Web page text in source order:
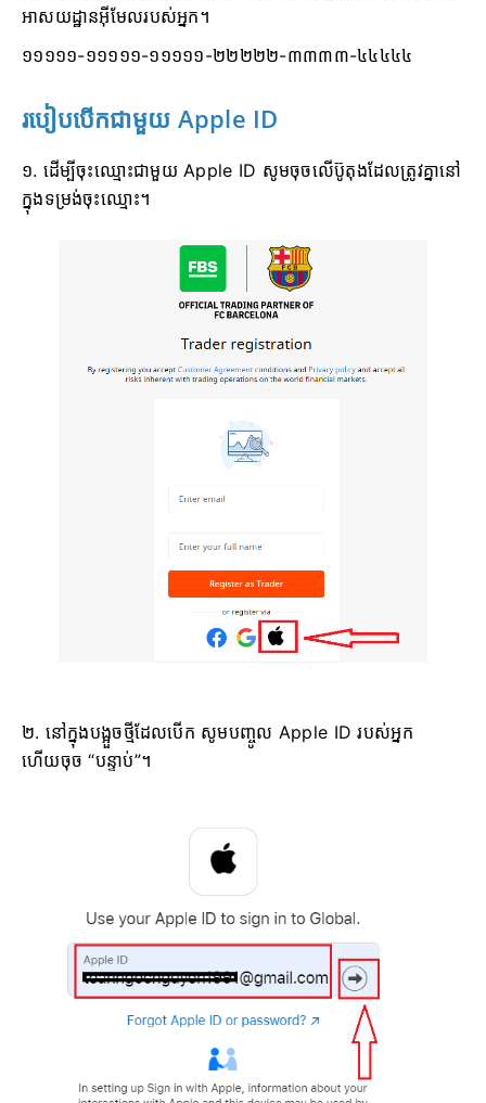
អាសយដ្ឋានអ៊ីមែលរបស់អ្នក។
១១១១១-១១១១១-១១១១១-២២២២២-៣៣៣៣-៤៤៤៤៤
របៀបបើកជាមួយ Apple ID
១. ដើម្បីចុះឈ្មោះជាមួយ Apple ID សូមចុចលើប៊ូតុងដែលត្រូវគ្នានៅ
ក្នុងទម្រង់ចុះឈ្មោះ។
២. នៅក្នុងបង្អួចថ្មីដែលបើក សូមបញ្ចូល Apple ID របស់អ្នក
ហើយចុច “បន្ទាប់”។